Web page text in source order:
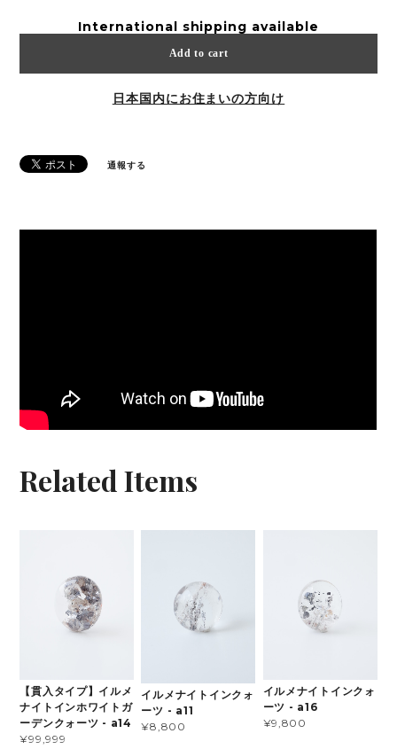
International shipping available
Add to cart
日本国内にお住まいの方向け
通報する
Related Items
【貫入タイプ】イルメ
ナイトインホワイトガ
ーデンクォーツ - a14
¥99,999
イルメナイトインクォ
ーツ - a11
¥8,800
イルメナイトインクォ
ーツ - a16
¥9,800